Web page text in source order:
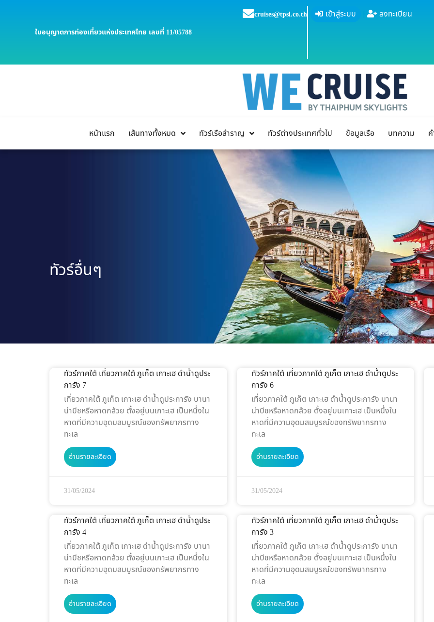
ใบอนุญาตการท่องเที่ยวแห่งประเทศไทย เลขที่ 11/05788
cruises@tpsl.co.th เข้าสู่ระบบ | ลงทะเบียน
หน้าแรก เส้นทางทั้งหมด ทัวร์เรือสำราญ ทัวร์ต่างประเทศทั่วไป ข้อมูลเรือ บทความ
ทัวร์อื่นๆ
ทัวร์ภาคใต้ เที่ยวภาคใต้ ภูเก็ต เกาะเฮ ดำน้ำดูประ
การัง 7
เที่ยวภาคใต้ ภูเก็ต เกาะเฮ ดำน้ำดูประการัง บานา
น่าบีชหรือหาดกล้วย ตั้งอยู่บนเกาะเฮ เป็นหนึ่งใน
หาดที่มีความอุดมสมบูรณ์ของทรัพยากรทาง
ทะเล
อ่านรายละเอียด
31/05/2024
ทัวร์ภาคใต้ เที่ยวภาคใต้ ภูเก็ต เกาะเฮ ดำน้ำดูประ
การัง 6
เที่ยวภาคใต้ ภูเก็ต เกาะเฮ ดำน้ำดูประการัง บานา
น่าบีชหรือหาดกล้วย ตั้งอยู่บนเกาะเฮ เป็นหนึ่งใน
หาดที่มีความอุดมสมบูรณ์ของทรัพยากรทาง
ทะเล
อ่านรายละเอียด
31/05/2024
ทัวร์ภาคใต้ เที่ยวภาคใต้ ภูเก็ต เกาะเฮ ดำน้ำดูประ
การัง 4
เที่ยวภาคใต้ ภูเก็ต เกาะเฮ ดำน้ำดูประการัง บานา
น่าบีชหรือหาดกล้วย ตั้งอยู่บนเกาะเฮ เป็นหนึ่งใน
หาดที่มีความอุดมสมบูรณ์ของทรัพยากรทาง
ทะเล
อ่านรายละเอียด
ทัวร์ภาคใต้ เที่ยวภาคใต้ ภูเก็ต เกาะเฮ ดำน้ำดูประ
การัง 3
เที่ยวภาคใต้ ภูเก็ต เกาะเฮ ดำน้ำดูประการัง บานา
น่าบีชหรือหาดกล้วย ตั้งอยู่บนเกาะเฮ เป็นหนึ่งใน
หาดที่มีความอุดมสมบูรณ์ของทรัพยากรทาง
ทะเล
อ่านรายละเอียด